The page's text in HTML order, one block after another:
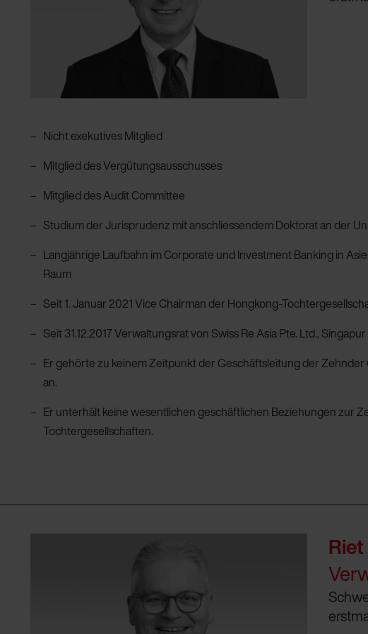
o ochronie danych Zehnder
Nicht exekutives Mitglied
Mitglied des Vergütungsausschusses
Mitglied des Audit Committee
Studium der Jurisprudenz mit anschliessen­dem Doktorat an der
Langjährige Laufbahn im Corporate und Investment Banking in
Raum
Seit 1. Januar 2021 Vice Chairman der Hongkong-
Seit 31.12.2017 Verwaltungsrat von Swiss Re Asia Pte. Ltd., Singapur
Er gehörte zu keinem Zeitpunkt der Geschäftsleitung der
an.
Er unterhält keine wesentlichen geschäftlichen Beziehungen zur
Tochtergesellschaften.